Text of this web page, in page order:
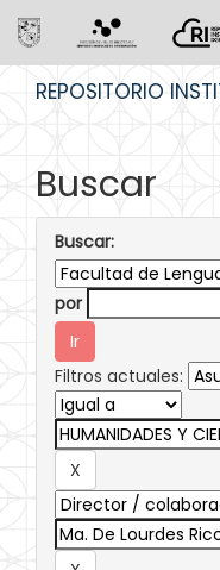
REPOSITORIO
Buscar
Buscar:
por
Filtros actuales: